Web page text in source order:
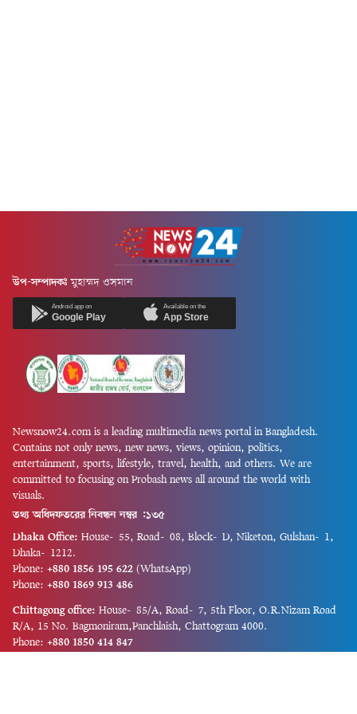
উপ-সম্পাদকঃ মুহাম্মদ ওসমান
Android app on
Google Play
Available on the
App Store
Newsnow24.com is a leading multimedia news portal in Bangladesh.
Contains not only news, new news, views, opinion, politics,
entertainment, sports, lifestyle, travel, health, and others. We are
committed to focusing on Probash news all around the world with
visuals.
তথ্য অধিদফতরের নিবন্ধন নম্বর :১৩৫
Dhaka Office: House-55, Road-08, Block-D, Niketon, Gulshan-1,
Dhaka-1212.
Phone: +880 1856 195 622 (WhatsApp)
Phone: +880 1869 913 486
Chittagong office: House-85/A, Road-7, 5th Floor, O.R.Nizam Road
R/A, 15 No. Bagmoniram,Panchlaish, Chattogram 4000.
Phone: +880 1850 414 847